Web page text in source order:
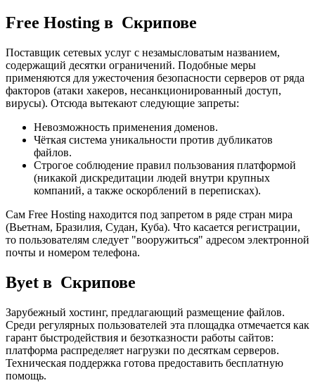
Free Hosting в Скрипове
Поставщик сетевых услуг с незамысловатым названием,
содержащий десятки ограничений. Подобные меры
применяются для ужесточения безопасности серверов от ряда
факторов (атаки хакеров, несанкционированный доступ,
вирусы). Отсюда вытекают следующие запреты:
Невозможность применения доменов.
Чёткая система уникальности против дубликатов
файлов.
Строгое соблюдение правил пользования платформой
(никакой дискредитации людей внутри крупных
компаний, а также оскорблений в переписках).
Сам Free Hosting находится под запретом в ряде стран мира
(Вьетнам, Бразилия, Судан, Куба). Что касается регистрации,
то пользователям следует "вооружиться" адресом электронной
почты и номером телефона.
Byet в Скрипове
Зарубежный хостинг, предлагающий размещение файлов.
Среди регулярных пользователей эта площадка отмечается как
гарант быстродействия и безотказности работы сайтов:
платформа распределяет нагрузки по десяткам серверов.
Техническая поддержка готова предоставить бесплатную
помощь.